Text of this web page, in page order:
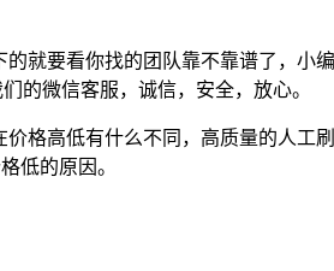
就要看你找的团队靠不靠谱了，小
的微信客服，诚信，安全，放心。
格高低有什么不同，高质量的人工
低的原因。